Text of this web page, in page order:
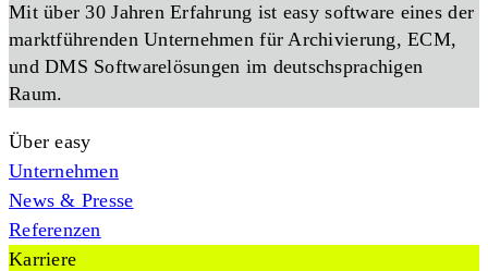
Mit über 30 Jahren Erfahrung ist easy software eines der
marktführenden Unternehmen für Archivierung, ECM,
und DMS Softwarelösungen im deutschsprachigen
Raum.
Über easy
Unternehmen
News & Presse
Referenzen
Karriere